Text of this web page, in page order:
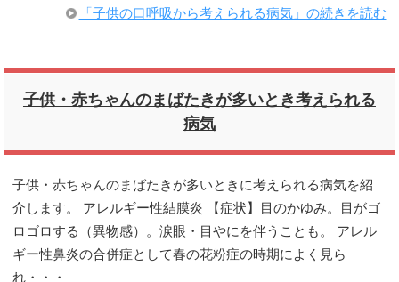
「子供の口呼吸から考えられる病気」の続きを読む
子供・赤ちゃんのまばたきが多いとき考えられる
病気
子供・赤ちゃんのまばたきが多いときに考えられる病気を紹
介します。 アレルギー性結膜炎 【症状】目のかゆみ。目がゴ
ロゴロする（異物感）。涙眼・目やにを伴うことも。 アレル
ギー性鼻炎の合併症として春の花粉症の時期によく見ら
れ・・・